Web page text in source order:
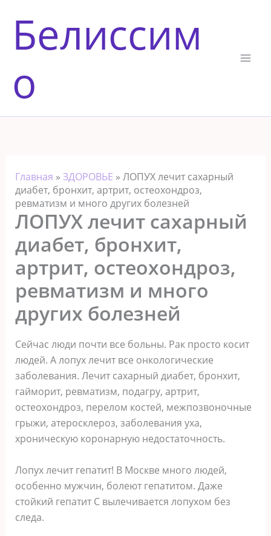
содержимому
Белиссим
о
Главная » ЗДОРОВЬЕ » ЛОПУХ лечит сахарный
диабет, бронхит, артрит, остеохондроз,
ревматизм и много других болезней
ЛОПУХ лечит сахарный
диабет, бронхит,
артрит, остеохондроз,
ревматизм и много
других болезней
Сейчас люди почти все больны. Рак просто косит
людей. А лопух лечит все онкологические
заболевания. Лечит сахарный диабет, бронхит,
гайморит, ревматизм, подагру, артрит,
остеохондроз, перелом костей, межпозвоночные
грыжи, атеросклероз, заболевания уха,
хроническую коронарную недостаточность.
Лопух лечит гепатит! В Москве много людей,
особенно мужчин, болеют гепатитом. Даже
стойкий гепатит С вылечивается лопухом без
следа.